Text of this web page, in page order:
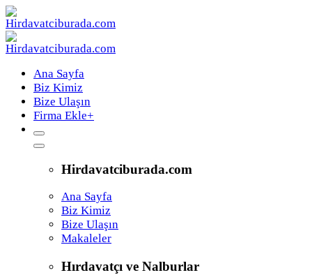
Ana Sayfa
Biz Kimiz
Bize Ulaşın
Firma Ekle+
Hirdavatciburada.com
Ana Sayfa
Biz Kimiz
Bize Ulaşın
Makaleler
Hırdavatçı ve Nalburlar